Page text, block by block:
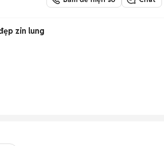
zin lung